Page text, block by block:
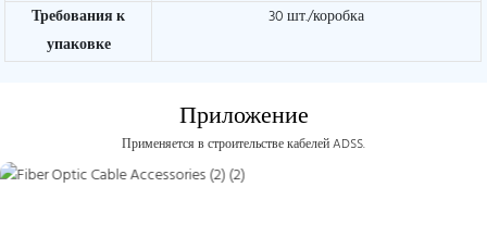
Требования к
упаковке
30 шт./коробка
Приложение
Применяется в строительстве кабелей ADSS.